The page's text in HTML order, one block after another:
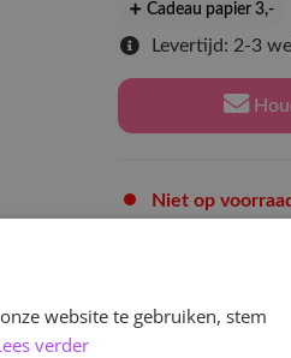
Cadeau papier 3,-
Levertijd: 2-3
Niet op voorraad
website te gebruiken, stem
verder